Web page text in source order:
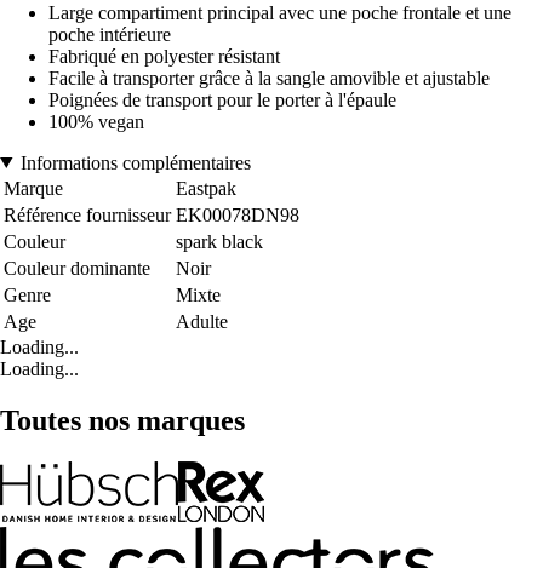
Large compartiment principal avec une poche frontale et une
poche intérieure
Fabriqué en polyester résistant
Facile à transporter grâce à la sangle amovible et ajustable
Poignées de transport pour le porter à l'épaule
100% vegan
Informations complémentaires
Marque
Eastpak
Référence fournisseur EK00078DN98
Couleur
spark black
Couleur dominante
Noir
Genre
Mixte
Age
Adulte
Loading...
Loading...
Toutes nos marques